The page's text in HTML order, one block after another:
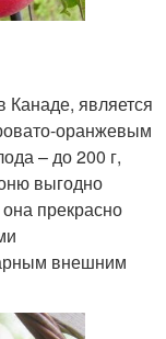
является
оранжевым
– до 200 г,
выгодно
прекрасно
внешним